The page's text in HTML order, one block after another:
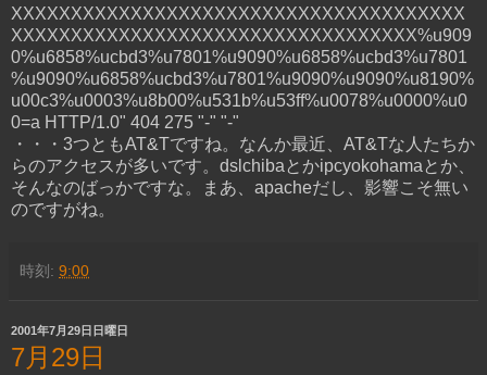
XXXXXXXXXXXXXXXXXXXXXXXXXXXXXXXXXXXXXX
XXXXXXXXXXXXXXXXXXXXXXXXXXXXXXXXXX%u909
0%u6858%ucbd3%u7801%u9090%u6858%ucbd3%u7801
%u9090%u6858%ucbd3%u7801%u9090%u9090%u8190%
u00c3%u0003%u8b00%u531b%u53ff%u0078%u0000%u0
0=a HTTP/1.0" 404 275 "-" "-"
・・・3つともAT&Tですね。なんか最近、AT&Tな人たちか
らのアクセスが多いです。dslchibaとかipcyokohamaとか、
そんなのばっかですな。まあ、apacheだし、影響こそ無い
のですがね。
時刻: 9:00
2001年7月29日日曜日
7月29日